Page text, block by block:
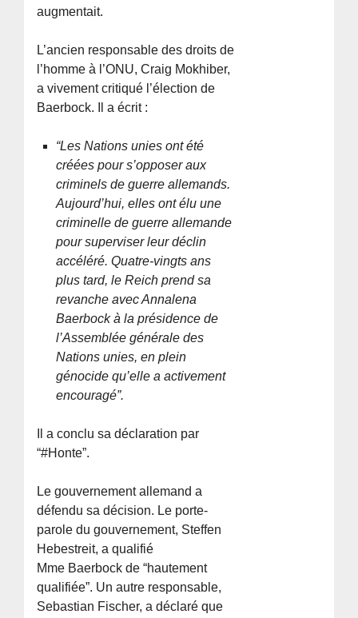
augmentait.
L’ancien responsable des droits de
l’homme à l’ONU, Craig Mokhiber,
a vivement critiqué l’élection de
Baerbock. Il a écrit :
“Les Nations unies ont été
créées pour s’opposer aux
criminels de guerre allemands.
Aujourd’hui, elles ont élu une
criminelle de guerre allemande
pour superviser leur déclin
accéléré. Quatre-vingts ans
plus tard, le Reich prend sa
revanche avec Annalena
Baerbock à la présidence de
l’Assemblée générale des
Nations unies, en plein
génocide qu’elle a activement
encouragé”.
Il a conclu sa déclaration par
“#Honte”.
Le gouvernement allemand a
défendu sa décision. Le porte-
parole du gouvernement, Steffen
Hebestreit, a qualifié
Mme Baerbock de “hautement
qualifiée”. Un autre responsable,
Sebastian Fischer, a déclaré que